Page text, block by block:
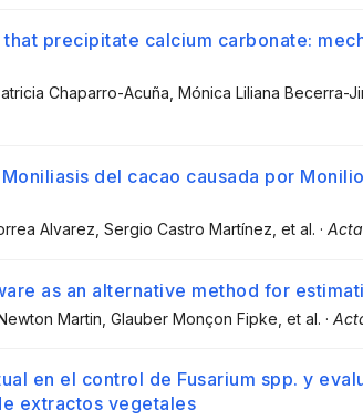
precipitate calcium carbonate:
Chaparro-Acuña , Mónica Liliana Becerra-
del cacao causada por
Alvarez , Sergio Castro Martínez , et al. ·
as an alternative method for
Martin , Glauber Monçon Fipke , et al. ·
en el control de Fusarium spp. y
extractos vegetales